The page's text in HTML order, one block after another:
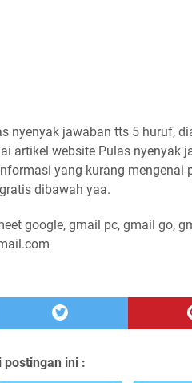
nyenyak jawaban tts 5 huruf,
artikel website Pulas nyenyak
yang kurang mengenai
dibawah yaa.
google, gmail pc, gmail go,
ini :